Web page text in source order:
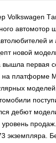
Volkswagen
автомотор
и
новой
первая
на платформе
дебют
уровень
экземпляра.